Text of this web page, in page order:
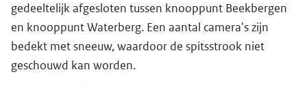
gedeeltelijk afgesloten tussen knooppunt Beekbergen
en knooppunt Waterberg. Een aantal camera's zijn
bedekt met sneeuw, waardoor de spitsstrook niet
geschouwd kan worden.